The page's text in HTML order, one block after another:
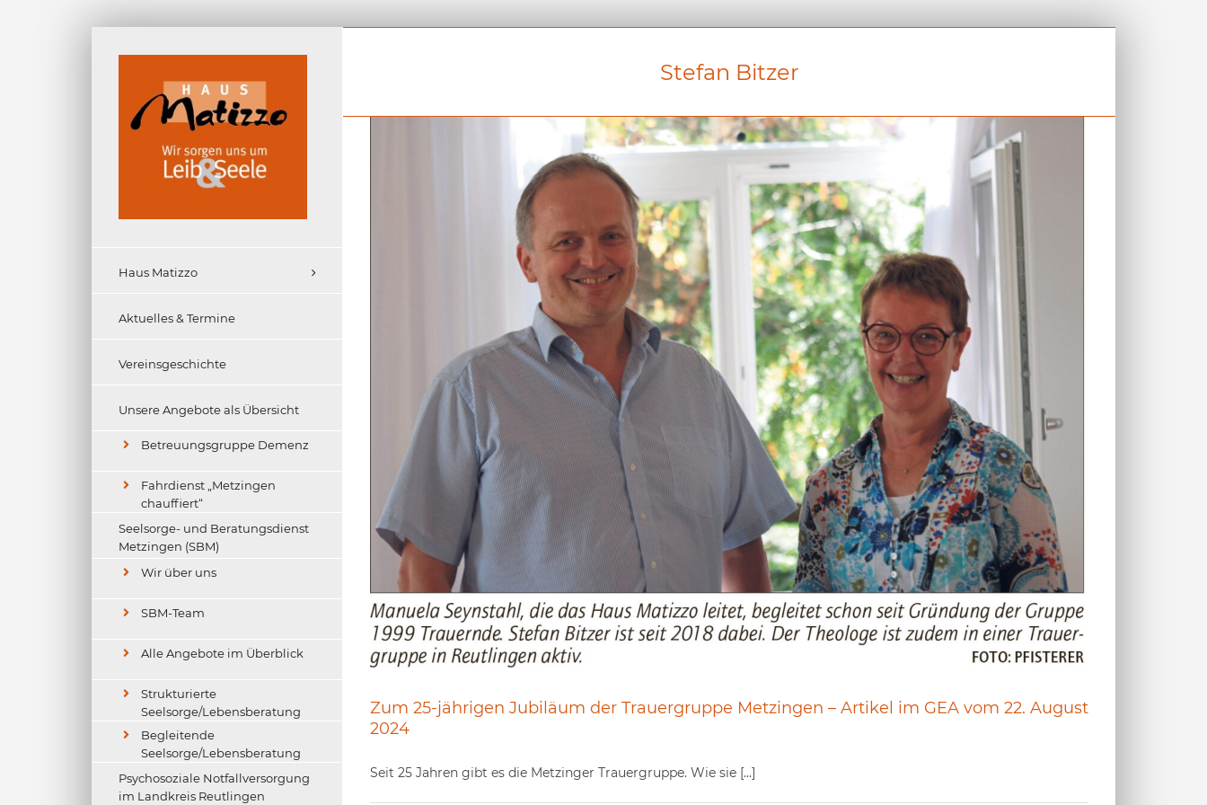
Haus Matizzo
Aktuelles & Termine
Vereinsgeschichte
Unsere Angebote als Übersicht
Betreuungsgruppe Demenz
Fahrdienst „Metzingen
chauffiert“
Seelsorge- und Beratungsdienst
Metzingen (SBM)
Wir über uns
SBM-Team
Alle Angebote im Überblick
Strukturierte
Seelsorge/Lebensberatung
Begleitende
Seelsorge/Lebensberatung
Psychosoziale Notfallversorgung
im Landkreis Reutlingen
Stefan Bitzer
Metzingen – Artikel im GEA
Zum 25-jährigen Jubiläum der Trauergruppe Metzingen – Artikel im GEA vom 22. August
2024
Seit 25 Jahren gibt es die Metzinger Trauergruppe. Wie sie [...]